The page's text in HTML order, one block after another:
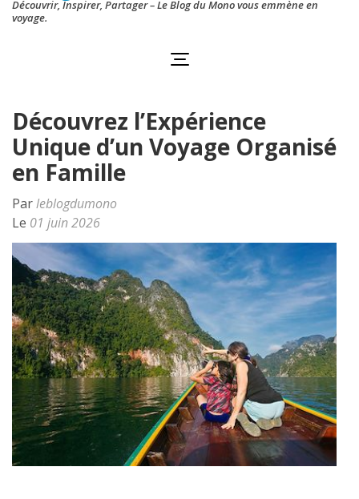
Découvrir, Inspirer, Partager – Le Blog du Mono vous emmène en
voyage.
Découvrez l’Expérience
Unique d’un Voyage Organisé
en Famille
Parleblogdumono
Le 01 juin 2026